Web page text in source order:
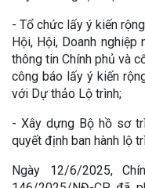
- Tổ chức lấy ý kiến
Hội, Hội, Doanh nghiệp
thông tin Chính phủ và
công báo lấy ý kiến
với Dự thảo Lộ trình;
- Xây dựng Bộ hồ sơ
quyết định ban hành lộ
Ngày 12/6/2025,